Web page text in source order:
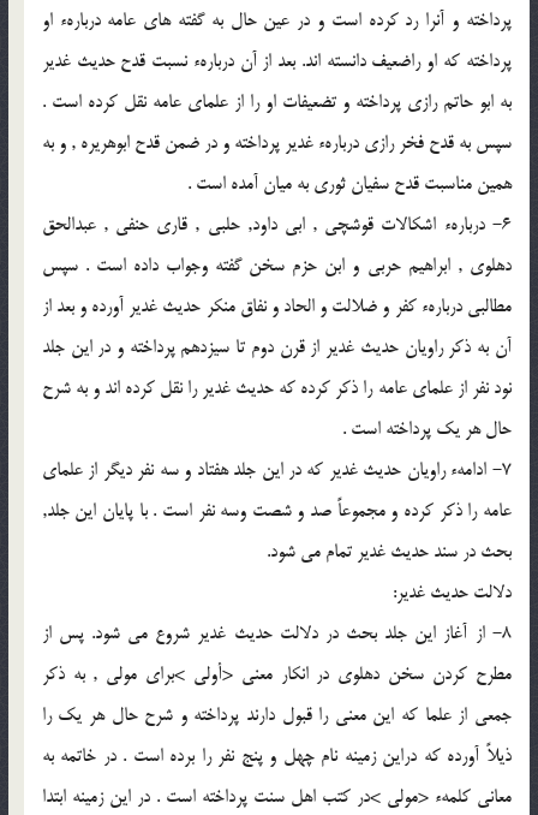
پرداخته و آنرا رد كرده است و در عين حال به گفته هاى عامه دربارهء او
پرداخته كه او راضعيف دانسته اند. بعد از آن دربارهء نسبت قدح حديث غدير
به ابو حاتم رازى پرداخته و تضعيفات او را از علماى عامه نقل كرده است .
سپس به قدح فخر رازى دربارهء غدير پرداخته و در ضمن قدح ابوهريره , و به
همين مناسبت قدح سفيان ثورى به ميان آمده است .
6- دربارهء اشكالات قوشچى , ابى داود, حلبى , قارى حنفى , عبدالحق
دهلوى , ابراهيم حربى و ابن حزم سخن گفته وجواب داده است . سپس
مطالبى دربارهء كفر و ضلالت و الحاد و نفاق منكر حديث غدير آورده و بعد از
آن به ذكر راويان حديث غدير از قرن دوم تا سيزدهم پرداخته و در اين جلد
نود نفر از علماى عامه را ذكر كرده كه حديث غدير را نقل كرده اند و به شرح
حال هر يك پرداخته است .
7- ادامهء راويان حديث غدير كه در اين جلد هفتاد و سه نفر ديگر از علماى
عامه را ذكر كرده و مجموعاً صد و شصت وسه نفر است . با پايان اين جلد,
بحث در سند حديث غدير تمام مى شود.
دلالت حديث غدير:
8- از آغاز اين جلد بحث در دلالت حديث غدير شروع مى شود. پس از
مطرح كردن سخن دهلوى در انكار معنى <أولى >براى مولى , به ذكر
جمعى از علما كه اين معنى را قبول دارند پرداخته و شرح حال هر يك را
ذيلاً آورده كه دراين زمينه نام چهل و پنج نفر را برده است . در خاتمه به
معانى كلمهء <مولى >در كتب اهل سنت پرداخته است . در اين زمينه ابتدا